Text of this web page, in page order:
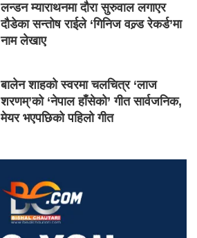
लन्डन म्याराथनमा दौरा सुरुवाल लगाएर
दौडेका सन्तोष राईले ‘गिनिज वल्र्ड रेकर्ड’मा
नाम लेखाए
बालेन शाहको स्वरमा चलचित्र ‘लाज
शरणम्’को ‘नेपाल हाँसेको’ गीत सार्वजनिक,
मेयर भएपछिको पहिलो गीत